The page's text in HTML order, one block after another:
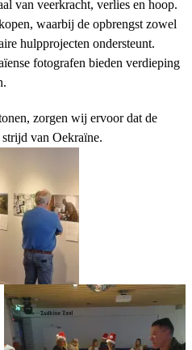
van veerkracht, verlies en hoop.
waarbij de opbrengst zowel
hulpprojecten ondersteunt.
fotografen bieden verdieping
zorgen wij ervoor dat de
van Oekraïne.